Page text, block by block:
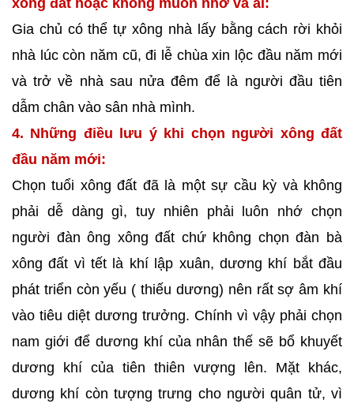
xông đất hoặc không muốn nhờ vả ai:
Gia chủ có thể tự xông nhà lấy bằng cách rời khỏi
nhà lúc còn năm cũ, đi lễ chùa xin lộc đầu năm mới
và trở về nhà sau nửa đêm để là người đầu tiên
dẫm chân vào sân nhà mình.
4. Những điều lưu ý khi chọn người xông đất
đầu năm mới:
Chọn tuổi xông đất đã là một sự cầu kỳ và không
phải dễ dàng gì, tuy nhiên phải luôn nhớ chọn
người đàn ông xông đất chứ không chọn đàn bà
xông đất vì tết là khí lập xuân, dương khí bắt đầu
phát triển còn yếu ( thiếu dương) nên rất sợ âm khí
vào tiêu diệt dương trưởng. Chính vì vậy phải chọn
nam giới để dương khí của nhân thế sẽ bổ khuyết
dương khí của tiên thiên vượng lên. Mặt khác,
dương khí còn tượng trưng cho người quân tử, vì